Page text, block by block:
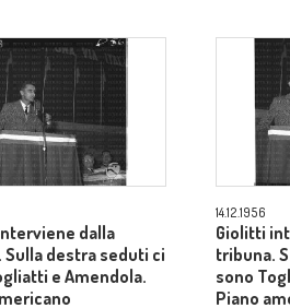
dalla
Sulla destra seduti ci
e Amendola.
14.12.1956
Giolitti
tribuna.
sono
Piano